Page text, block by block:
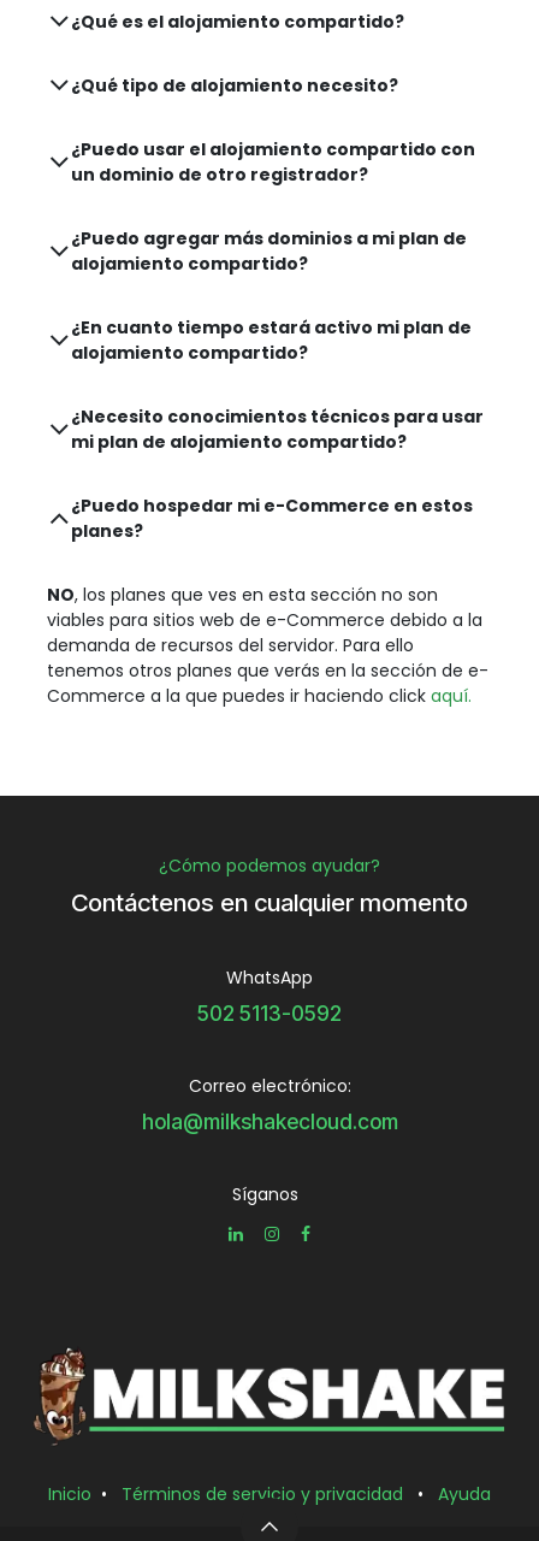
¿Qué es el alojamiento compartido?
¿Qué tipo de alojamiento necesito?
¿Puedo usar el alojamiento compartido con
un dominio de otro registrador?
¿Puedo agregar más dominios a mi plan de
alojamiento compartido?
¿En cuanto tiempo estará activo mi plan de
alojamiento compartido?
¿Necesito conocimientos técnicos para usar
mi plan de alojamiento compartido?
¿Puedo hospedar mi e-Commerce en estos
planes?
NO, los planes que ves en esta sección no son
viables para sitios web de e-Commerce debido a la
demanda de recursos del servidor. Para ello
tenemos otros planes que verás en la sección de e-
Commerce a la que puedes ir haciendo click aquí.
¿Cómo podemos ayudar?
Contáctenos en cualquier momento
WhatsApp
502 5113-0592
Correo electrónico:
hola@milkshakecloud.com
Síganos
Inicio • Términos de servicio y privacidad • Ayuda